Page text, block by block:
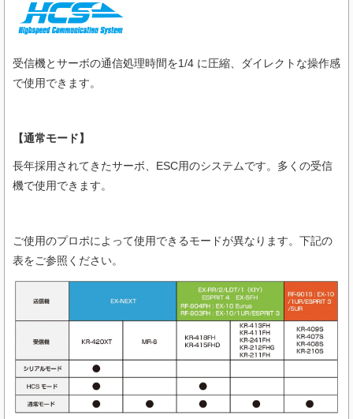
受信機とサーボの通信処理時間を1/4 に圧縮、ダイレクトな操作感
で使用できます。
【通常モード】
長年採用されてきたサーボ、ESC用のシステムです。多くの受信
機で使用できます。
ご使用のプロポによって使用できるモードが異なります。下記の
表をご参照ください。